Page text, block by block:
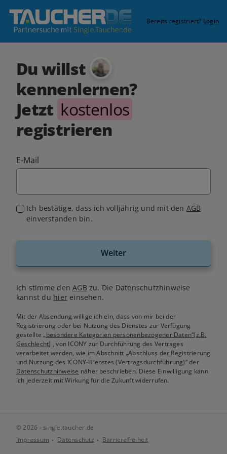
Bereits registriert? Login
Du willst
kennenlernen?
Jetzt kostenlos
registrieren
E-Mail
Ich bestätige, dass ich volljährig und mit den AGB
einverstanden bin.
Weiter
Ich stimme denAGB zu. Die Datenschutzhinweise
kannst du hiereinsehen.
Mit der Absendung willige ich ein, dass von mir bei der
Registrierung oder bei Nutzung des Dienstes zur Verfügung
gestellte„besondere Kategorien personenbezogener Daten“(z.B.
Geschlecht) , von ICONY zur Durchführung des Vertrages
verarbeitet werden, wie im Abschnitt „Abschluss der Registrierung
und Nutzung des ICONY-Dienstes (Vertragsdurchführung)“ der
Datenschutzhinweise näher beschrieben. Diese Einwilligung kann
ich jederzeit mit Wirkung für die Zukunft widerrufen.
© 2026 - single.taucher.de
Impressum
Datenschutz Barrierefreiheit